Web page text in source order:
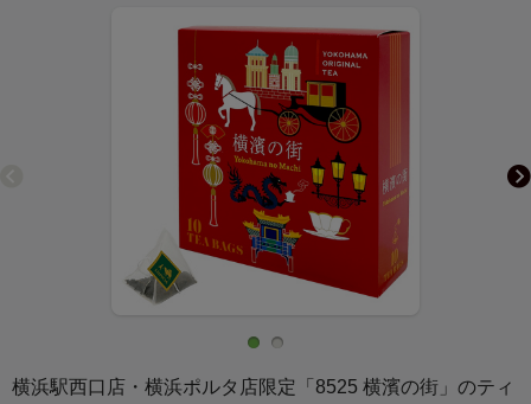
横浜駅西口店・横浜ポルタ店限定「8525 横濱の街」のティ